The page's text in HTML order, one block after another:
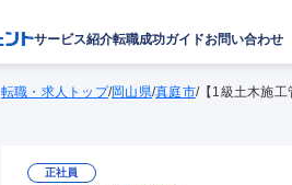
サービス紹介転職成功ガイドお問い合わせ
転職・求人トップ/岡山県/真庭市/【1級土木施工
正社員